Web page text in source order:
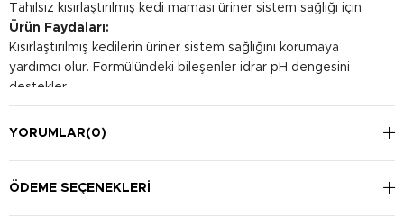
Tahılsız kısırlaştırılmış kedi maması üriner sistem sağlığı için.
Ürün Faydaları:
Kısırlaştırılmış kedilerin üriner sistem sağlığını korumaya
yardımcı olur. Formülündeki bileşenler idrar pH dengesini
destekler.
Kullanım Şekli:
Günlük önerilen miktar, kedinin yaşına, ağırlığına ve aktivite
YORUMLAR(0)
ÖDEME SEÇENEKLERI